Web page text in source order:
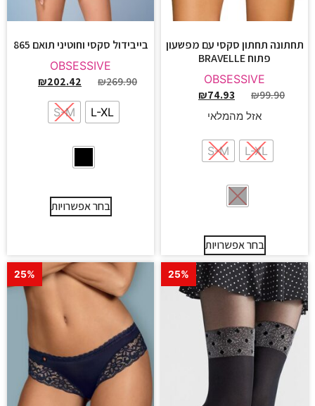
תחתונה תחתון סקסי עם מפשעון
פתוח BRAVELLE
OBSESSIVE
₪99.90
₪74.93
אזל מהמלאי
L-XL
S-M
בחר אפשרויות
בייבידול סקסי וחוטיני תואם 865
OBSESSIVE
₪269.90
₪202.42
L-XL
S-M
בחר אפשרויות
25%
25%